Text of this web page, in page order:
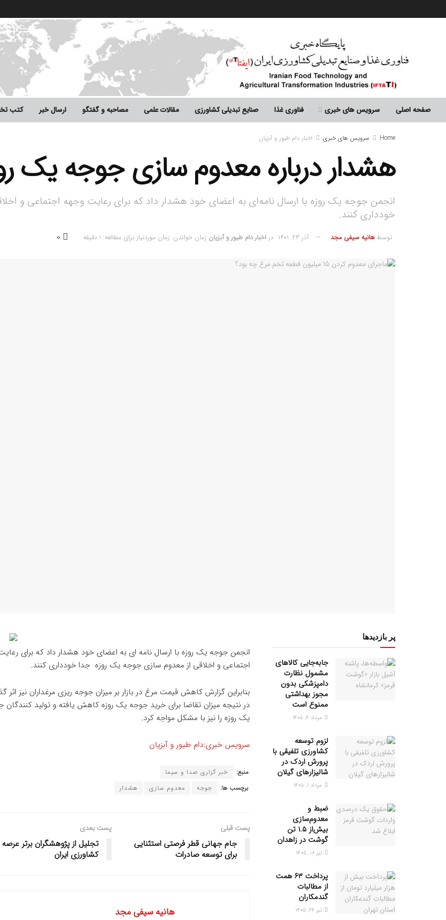
صفحه اصلی سرویس های خبری فناوری غذا صنایع تبدیلی کشاورزی مقالات علمی مصاحبه و گفتگو ارسال خبر کتب
Home سرویس های خبری اخبار دام طیور و آبزیان
هشدار درباره معدوم سازی جوجه یک
انجمن جوجه یک روزه با ارسال نامه‌ای به اعضای خود هشدار داد که برای رعایت وجهه اجتماعی و
خودداری کنند.
توسط هانیه سیفی مجد آذر ۲۳, ۱۴۰۱ دراخبار دام طیور و آبزیان زمان خواندن: زمان موردنیاز برای مطالعه: 1 دقیقه
انجمن جوجه یک روزه با ارسال نامه ای به اعضای خود هشدار داد که برای
اجتماعی و اخلاقی از معدوم سازی جوجه یک روزه جدا خودداری کنند.
بنابراین گزارش کاهش قیمت مرغ در بازار بر میزان جوجه ریزی مرغداران نیز اثر
در نتیجه میزان تقاضا برای خرید جوجه یک روزه کاهش یافته و تولید کنندگان
یک روزه را نیز با مشکل مواجه کرد.
سرویس خبری:دام طیور و آبزیان
منبع:
خبر گزاری صدا و سیما
برچسب ها:
جوجه معدوم سازی هشدار
پست قبلی
جام جهانی قطر فرصتی استثنایی
برای توسعه صادرات
پست بعدی
تجلیل از پژوهشگران برتر عرصه
کشاورزی ایران
هانیه سیفی مجد
پر بازدیدها
جابه‌جایی کالاهای
مشمول نظارت
دامپزشکی بدون
مجوز بهداشتی
ممنوع است
مرداد ۴, ۱۴۰۵
لزوم توسعه
کشاورزی تلفیقی با
پرورش اردک در
شالیزارهای گیلان
مرداد ۱, ۱۴۰۵
ضبط و
معدوم‌سازی
بیش‌از ۱.۵ تن
گوشت در زاهدان
تیر ۱۸, ۱۴۰۵
پرداخت ۶۳ همت
از مطالبات
گندمکاران
تیر ۲۴, ۱۴۰۵